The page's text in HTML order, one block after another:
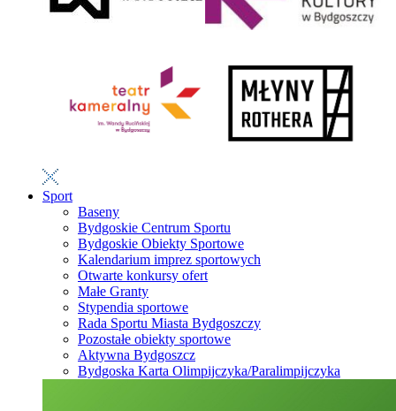
Sport
Baseny
Bydgoskie Centrum Sportu
Bydgoskie Obiekty Sportowe
Kalendarium imprez sportowych
Otwarte konkursy ofert
Małe Granty
Stypendia sportowe
Rada Sportu Miasta Bydgoszczy
Pozostałe obiekty sportowe
Aktywna Bydgoszcz
Bydgoska Karta Olimpijczyka/Paralimpijczyka